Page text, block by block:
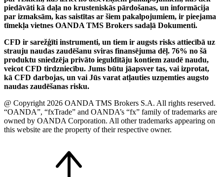
piedāvāti kā daļa no krusteniskās pārdošanas, un informācija
par izmaksām, kas saistītas ar šiem pakalpojumiem, ir pieejama
tīmekļa vietnes OANDA TMS Brokers sadaļā Dokumenti.
CFD ir sarežģīti instrumenti, un tiem ir augsts risks attiecībā uz
strauju naudas zaudēšanu sviras finansējuma dēļ. 76% no šā
produktu sniedzēja privāto ieguldītāju kontiem zaudē naudu,
veicot CFD tirdzniecību. Jums būtu jāapsver tas, vai izprotat,
kā CFD darbojas, un vai Jūs varat atļauties uzņemties augsto
naudas zaudēšanas risku.
@ Copyright 2026 OANDA TMS Brokers S.A. All rights reserved.
“OANDA”, “fxTrade” and OANDA’s “fx” family of trademarks are
owned by OANDA Corporation. All other trademarks appearing on
this website are the property of their respective owner.